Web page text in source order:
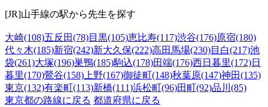
[JR]山手線の駅から先生を探す
大崎(108)五反田(78)目黒(105)恵比寿(117)渋谷(176)原宿(180)
代々木(185)新宿(242)新大久保(222)高田馬場(230)目白(217)池
袋(261)大塚(196)巣鴨(185)駒込(178)田端(176)西日暮里(172)日
暮里(170)鶯谷(158) 上野(167)御徒町(148)秋葉原(147)神田(135)
東京(132)有楽町(113)新橋(111)浜松町(96)田町(92)品川(85)
東京都の路線に戻る 都道府県に戻る